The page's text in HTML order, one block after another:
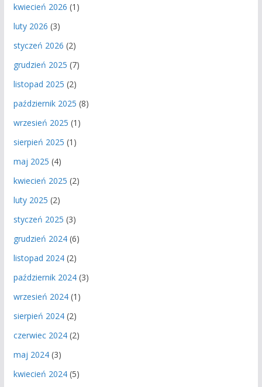
kwiecień 2026 (1)
luty 2026 (3)
styczeń 2026 (2)
grudzień 2025 (7)
listopad 2025 (2)
październik 2025 (8)
wrzesień 2025 (1)
sierpień 2025 (1)
maj 2025 (4)
kwiecień 2025 (2)
luty 2025 (2)
styczeń 2025 (3)
grudzień 2024(6)
listopad 2024(2)
październik 2024(3)
wrzesień 2024(1)
sierpień 2024(2)
czerwiec 2024(2)
maj 2024(3)
kwiecień 2024(5)